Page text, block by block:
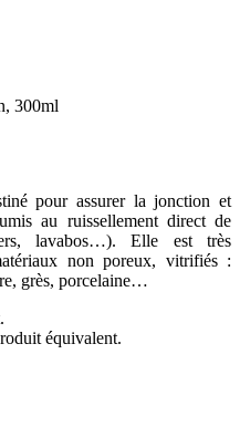
300ml
pour assurer la jonction et
au ruissellement direct de
lavabos…). Elle est très
non poreux, vitrifiés :
grès, porcelaine…
équivalent.